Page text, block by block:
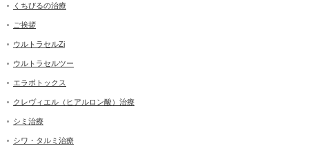
くちびるの治療
ご挨拶
ウルトラセルZi
ウルトラセルツー
エラボトックス
クレヴィエル（ヒアルロン酸）治療
シミ治療
シワ・タルミ治療